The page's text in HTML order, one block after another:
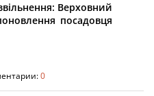
Верховний
посадовця
0